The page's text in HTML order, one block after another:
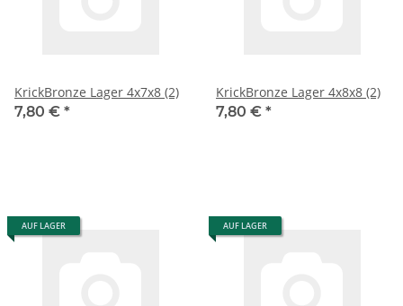
KrickBronze Lager 4x7x8 (2)
7,80 € *
KrickBronze Lager 4x8x8 (2)
7,80 € *
AUF LAGER AUF LAGER